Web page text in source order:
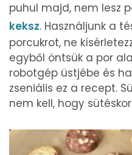
puhul majd, nem lesz
keksz. Használjunk a
porcukrot, ne
egyből öntsük a por
robotgép üstjébe és
zseniális ez a recept.
nem kell, hogy